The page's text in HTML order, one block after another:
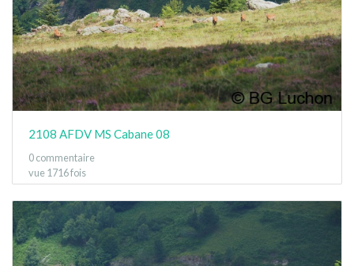
2108 AFDV MS Cabane 08
0 commentaire
vue 1716 fois